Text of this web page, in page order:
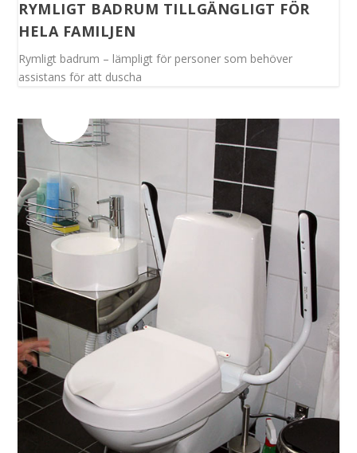
RYMLIGT BADRUM TILLGÄNGLIGT FÖR
HELA FAMILJEN
Rymligt badrum – lämpligt för personer som behöver
assistans för att duscha